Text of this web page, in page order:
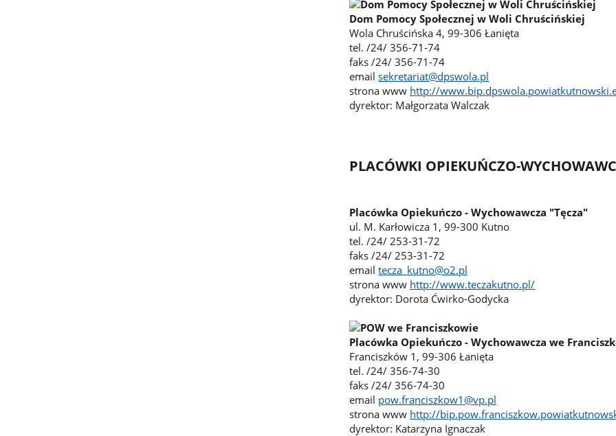
Dom Pomocy Społecznej w Woli Chruścińskiej
Wola Chruścińska 4, 99-306 Łanięta
tel. /24/ 356-71-74
faks /24/ 356-71-74
emailsekretariat@dpswola.pl
strona www http://
dyrektor: Małgorzata Walczak
PLACÓWKI OPIEKUŃCZO-
Placówka Opiekuńczo - Wychowawcza "Tęcza"
ul. M. Karłowicza 1, 99-300 Kutno
tel. /24/ 253-31-72
faks /24/ 253-31-72
emailtecza_kutno@o2.pl
strona www http://www.teczakutno.pl/
dyrektor: Dorota Ćwirko-Godycka
Placówka Opiekuńczo - Wychowawcza we
Franciszków 1, 99-306 Łanięta
tel. /24/ 356-74-30
faks /24/ 356-74-30
email pow.franciszkow1@vp.pl
strona www http://
dyrektor: Katarzyna Ignaczak